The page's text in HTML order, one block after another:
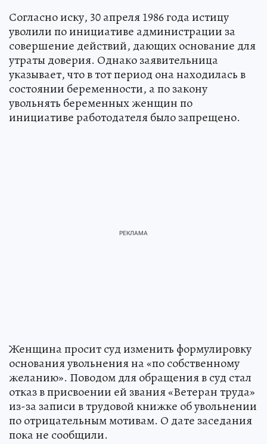
Согласно иску, 30 апреля 1986 года истицу
уволили по инициативе администрации за
совершение действий, дающих основание для
утраты доверия. Однако заявительница
указывает, что в тот период она находилась в
состоянии беременности, а по закону
увольнять беременных женщин по
инициативе работодателя было запрещено.
Женщина просит суд изменить формулировку
основания увольнения на «по собственному
желанию». Поводом для обращения в суд стал
отказ в присвоении ей звания «Ветеран труда»
из-за записи в трудовой книжке об увольнении
по отрицательным мотивам. О дате заседания
пока не сообщили.